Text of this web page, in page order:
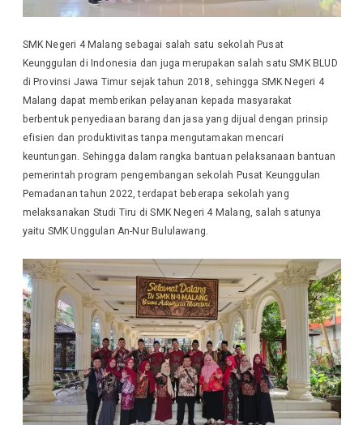
SMK Negeri 4 Malang sebagai salah satu sekolah Pusat
Keunggulan di Indonesia dan juga merupakan salah satu SMK BLUD
di Provinsi Jawa Timur sejak tahun 2018, sehingga SMK Negeri 4
Malang dapat memberikan pelayanan kepada masyarakat
berbentuk penyediaan barang dan jasa yang dijual dengan prinsip
efisien dan produktivitas tanpa mengutamakan mencari
keuntungan. Sehingga dalam rangka bantuan pelaksanaan bantuan
pemerintah program pengembangan sekolah Pusat Keunggulan
Pemadanan tahun 2022, terdapat beberapa sekolah yang
melaksanakan Studi Tiru di SMK Negeri 4 Malang, salah satunya
yaitu SMK Unggulan An-Nur Bululawang.